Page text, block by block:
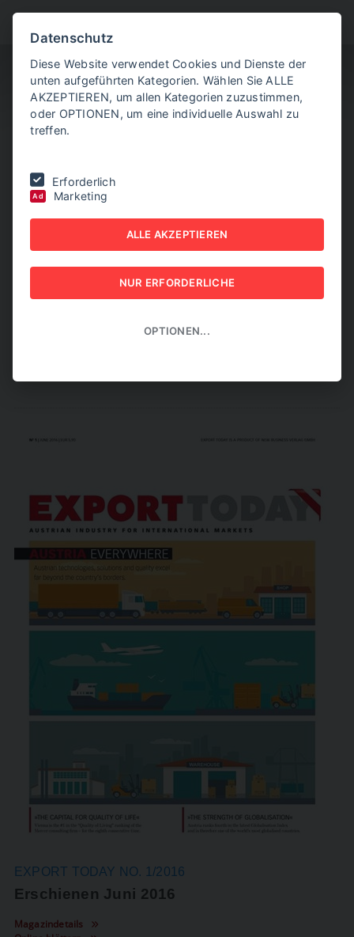
Datenschutz
Diese Website verwendet Cookies und Dienste der
unten aufgeführten Kategorien. Wählen Sie ALLE
AKZEPTIEREN, um allen Kategorien zuzustimmen,
oder OPTIONEN, um eine individuelle Auswahl zu
treffen.
Erforderlich
Ad Marketing
ALLE AKZEPTIEREN
NUR ERFORDERLICHE
OPTIONEN...
Archiv/Blättern
EXPORT TODAY PRINT
ARCHIV/BLÄTTERN
ÜBERBLICK ALLER AUSGABEN
EXPORT TODAY NO. 1/2016
Erschienen Juni 2016
Magazindetails